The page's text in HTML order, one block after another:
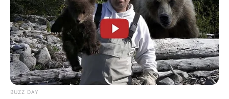
ΕΥΒΟΙΑ
ΚΛΟΠΕΣ
BUZZ DAY